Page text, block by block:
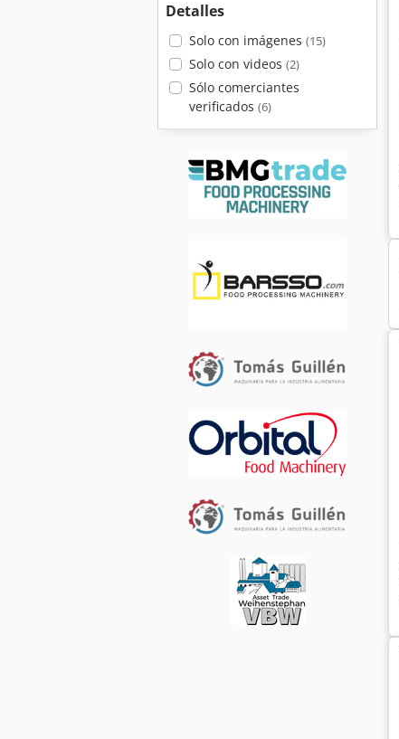
Detalles
Solo con imágenes (15)
Solo con videos (2)
Sólo comerciantes
verificados (6)
Trituradora De Piedra